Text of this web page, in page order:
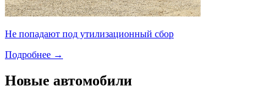
Не попадают под утилизационный сбор
Подробнее →
Новые автомобили